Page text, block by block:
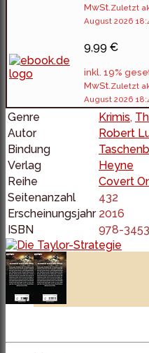
MwSt. Zuletzt
August 2026
9,99 €
inkl. 19%
MwSt. Zuletzt
August 2026
Genre Krimis,
Autor
Robert
Bindung
Verlag
Heyne
Reihe
Covert
Seitenanzahl
432
Erscheinungsjahr 2016
ISBN
978-